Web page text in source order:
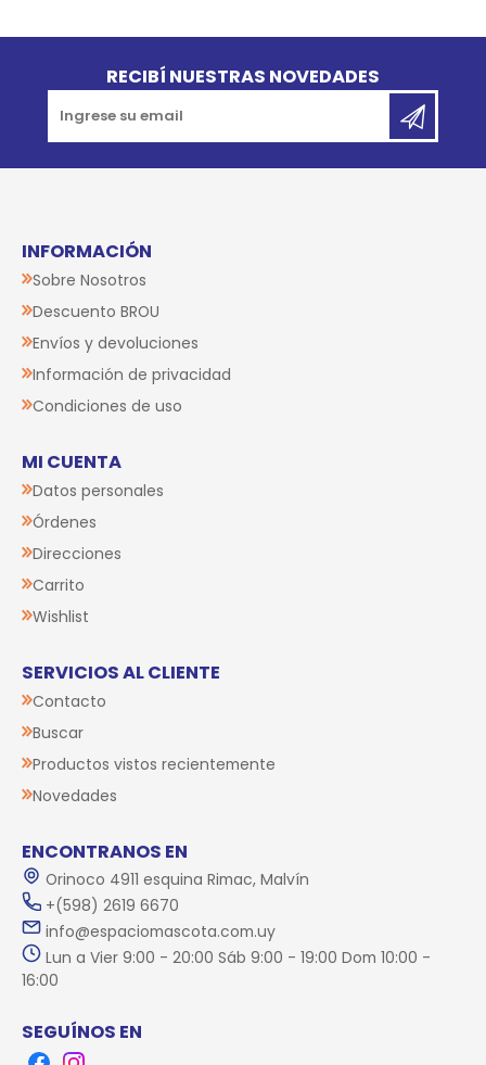
RECIBÍ NUESTRAS NOVEDADES
INFORMACIÓN
Sobre Nosotros
Descuento BROU
Envíos y devoluciones
Información de privacidad
Condiciones de uso
MI CUENTA
Datos personales
Órdenes
Direcciones
Carrito
Wishlist
SERVICIOS AL CLIENTE
Contacto
Buscar
Productos vistos recientemente
Novedades
ENCONTRANOS EN
Orinoco 4911 esquina Rimac, Malvín
+(598) 2619 6670
info@espaciomascota.com.uy
Lun a Vier 9:00 - 20:00 Sáb 9:00 - 19:00 Dom 10:00 -
16:00
SEGUÍNOS EN